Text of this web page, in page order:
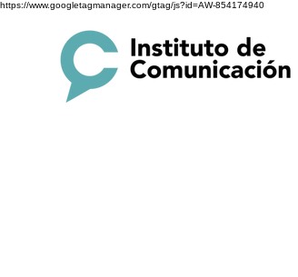
https://www.googletagmanager.com/gtag/js?id=AW-854174940